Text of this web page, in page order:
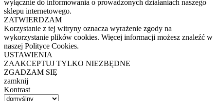
wyłącznie do informowania o prowadzonych działaniach naszego
sklepu internetowego.
ZATWIERDZAM
Korzystanie z tej witryny oznacza wyrażenie zgody na
wykorzystanie plików cookies. Więcej informacji możesz znaleźć w
naszej Polityce Cookies.
USTAWIENIA
ZAAKCEPTUJ TYLKO NIEZBĘDNE
ZGADZAM SIĘ
zamknij
Kontrast